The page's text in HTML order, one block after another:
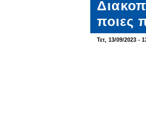
ποιες
Τετ, 13/09/2023 -